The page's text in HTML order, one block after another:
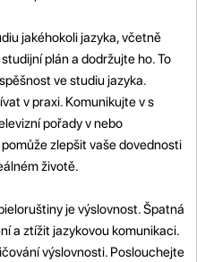
jakéhokoli jazyka, včetně
plán a dodržujte ho. To
ve studiu jazyka.
v praxi. Komunikujte v s
pořady v nebo
zlepšit vaše dovednosti
životě.
je výslovnost. Špatná
a ztížit jazykovou komunikaci.
výslovnosti. Poslouchejte